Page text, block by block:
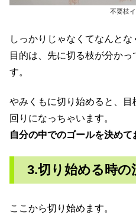
不要枝
しっかりじゃなくてなんとな
目的は、先に切る枝が分か
す。
やみくもに切り始めると、
回りになっちゃいます。
自分の中でのゴールを決めて
3.切り始める時の
ここから切り始めます。